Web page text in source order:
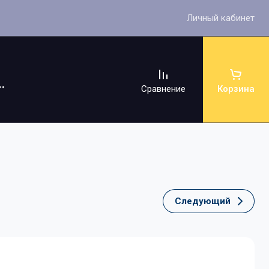
Личный кабинет
Сравнение Корзина
Следующий